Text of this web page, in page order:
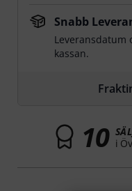
Snabb
Leveransdatum
kassan.
10 i